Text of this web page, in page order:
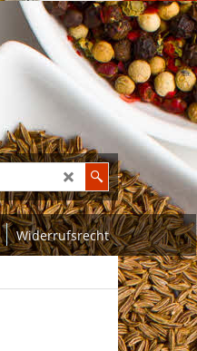
Widerrufsrecht